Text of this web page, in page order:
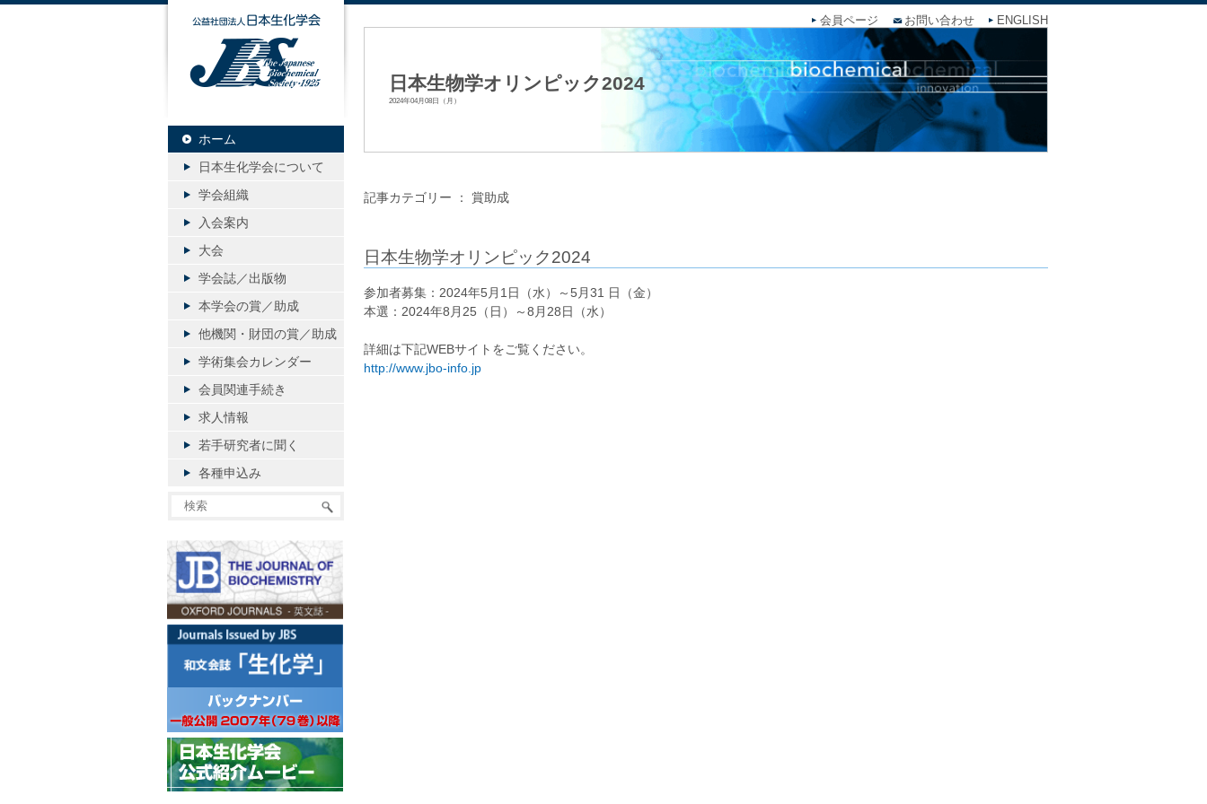
会員ページ お問い合わせ ENGLISH
日本生物学オリンピック2024
2024年04月08日（月）
記事カテゴリー ： 賞助成
日本生物学オリンピック2024
参加者募集：2024年5月1日（水）～5月31 日（金）
本選：2024年8月25（日）～8月28日（水）
詳細は下記WEBサイトをご覧ください。
http://www.jbo-info.jp
公益社団法人日本生化学会
ホーム
日本生化学会について
学会組織
入会案内
大会
学会誌／出版物
本学会の賞／助成
他機関・財団の賞／助成
学術集会カレンダー
会員関連手続き
求人情報
若手研究者に聞く
各種申込み